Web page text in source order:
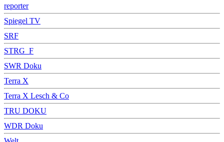
reporter
Spiegel TV
SRF
STRG_F
SWR Doku
Terra X
Terra X Lesch & Co
TRU DOKU
WDR Doku